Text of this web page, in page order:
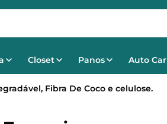
Closet Panos Auto Car
Fibra De Coco e celulose.